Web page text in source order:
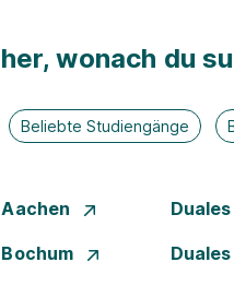
wonach du
Beliebte Studiengänge